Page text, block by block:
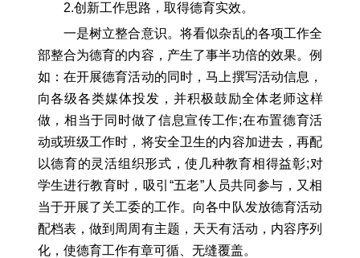
2.创新工作思路，取得德育实效。
一是树立整合意识。将看似杂乱的各项工作全
部整合为德育的内容，产生了事半功倍的效果。例
如：在开展德育活动的同时，马上撰写活动信息，
向各级各类媒体投发，并积极鼓励全体老师这样
做，相当于同时做了信息宣传工作;在布置德育活
动或班级工作时，将安全卫生的内容加进去，再配
以德育的灵活组织形式，使几种教育相得益彰;对
学生进行教育时，吸引“五老”人员共同参与，又相
当于开展了关工委的工作。向各中队发放德育活动
配档表，做到周周有主题，天天有活动，内容序列
化，使德育工作有章可循、无缝覆盖。